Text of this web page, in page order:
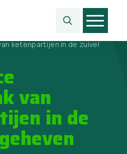
ketenpartijen in de zuivel
van
in de